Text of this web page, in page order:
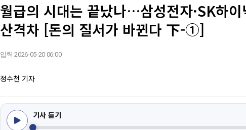
월급의 시대는 끝났나…삼성전자·SK하
산격차 [돈의 질서가 바뀐다 下-①]
입력 2026-05-20 06:00
정수천 기자
기사 듣기